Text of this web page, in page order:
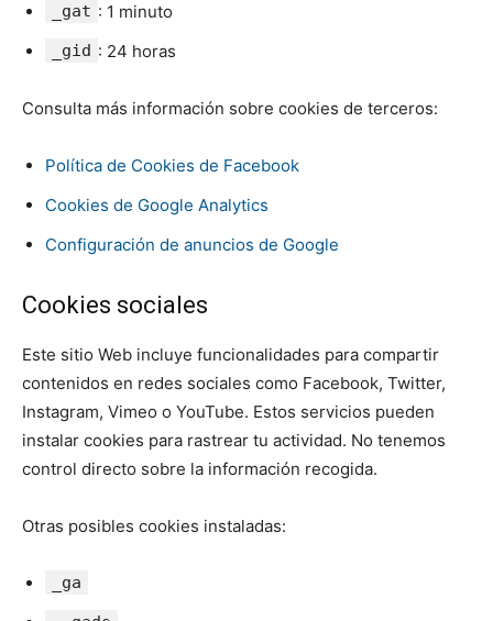
_gat : 1 minuto
_gid : 24 horas
Consulta más información sobre cookies de terceros:
Política de Cookies de Facebook
Cookies de Google Analytics
Configuración de anuncios de Google
Cookies sociales
Este sitio Web incluye funcionalidades para compartir
contenidos en redes sociales como Facebook, Twitter,
Instagram, Vimeo o YouTube. Estos servicios pueden
instalar cookies para rastrear tu actividad. No tenemos
control directo sobre la información recogida.
Otras posibles cookies instaladas:
_ga